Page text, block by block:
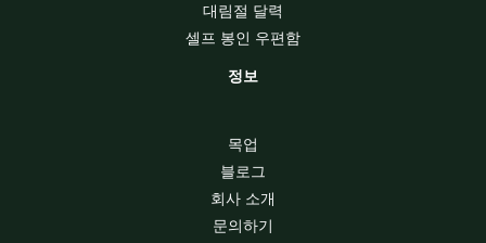
대림절 달력
셀프 봉인 우편함
정보
목업
블로그
회사 소개
문의하기